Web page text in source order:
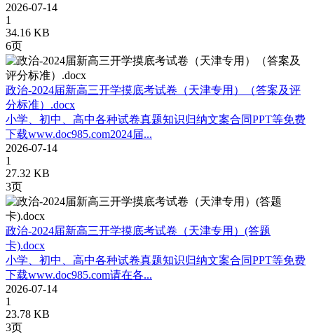
2026-07-14
1
34.16 KB
6页
政治-2024届新高三开学摸底考试卷（天津专用）（答案及评
分标准）.docx
小学、初中、高中各种试卷真题知识归纳文案合同PPT等免费
下载www.doc985.com2024届...
2026-07-14
1
27.32 KB
3页
政治-2024届新高三开学摸底考试卷（天津专用）(答题
卡).docx
小学、初中、高中各种试卷真题知识归纳文案合同PPT等免费
下载www.doc985.com请在各...
2026-07-14
1
23.78 KB
3页